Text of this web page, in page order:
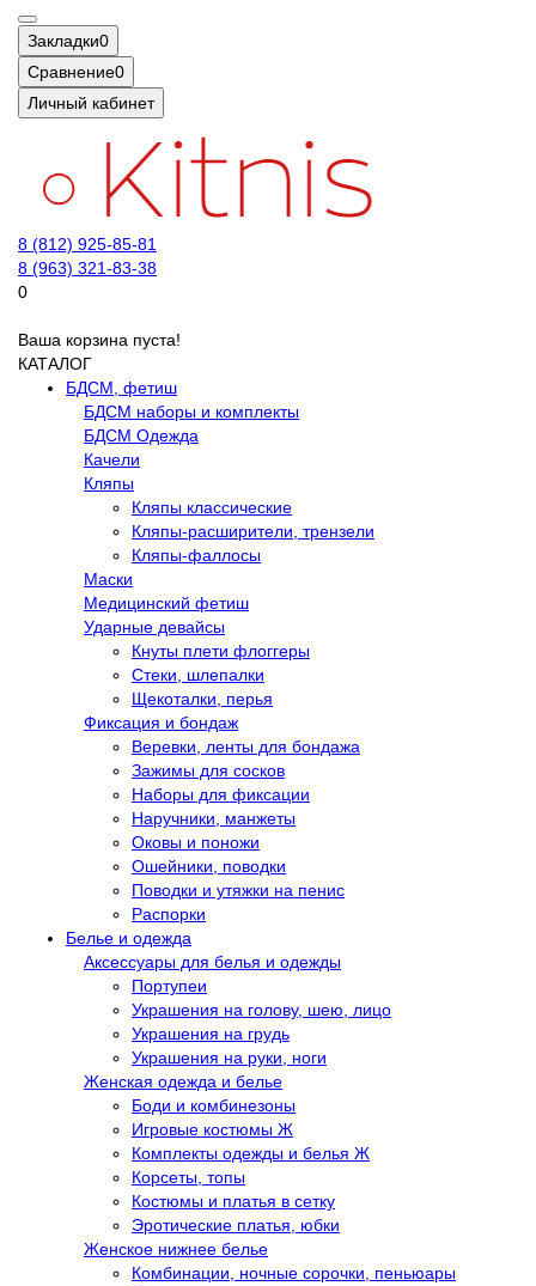
Закладки0
Сравнение0
Личный кабинет
8 (812) 925-85-81
8 (963) 321-83-38
0
Ваша корзина пуста!
КАТАЛОГ
БДСМ, фетиш
БДСМ наборы и комплекты
БДСМ Одежда
Качели
Кляпы
Кляпы классические
Кляпы-расширители, трензели
Кляпы-фаллосы
Маски
Медицинский фетиш
Ударные девайсы
Кнуты плети флоггеры
Стеки, шлепалки
Щекоталки, перья
Фиксация и бондаж
Веревки, ленты для бондажа
Зажимы для сосков
Наборы для фиксации
Наручники, манжеты
Оковы и поножи
Ошейники, поводки
Поводки и утяжки на пенис
Распорки
Белье и одежда
Аксессуары для белья и одежды
Портупеи
Украшения на голову, шею, лицо
Украшения на грудь
Украшения на руки, ноги
Женская одежда и белье
Боди и комбинезоны
Игровые костюмы Ж
Комплекты одежды и белья Ж
Корсеты, топы
Костюмы и платья в сетку
Эротические платья, юбки
Женское нижнее белье
Комбинации, ночные сорочки, пеньюары